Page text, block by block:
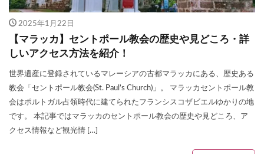
2025年1月22日
【マラッカ】セントポール教会の歴史や見どころ・詳
しいアクセス方法を紹介！
世界遺産に登録されているマレーシアの古都マラッカにある、歴史ある
教会「セントポール教会(St. Paul’s Church)」。 マラッカセントポール教
会はポルトガル占領時代に建てられたフランシスコザビエルゆかりの地
です。 本記事ではマラッカのセントポール教会の歴史や見どころ、ア
クセス情報など観光情 […]